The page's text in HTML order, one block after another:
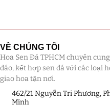
Hoa Tặng 14/2
Hoa Tặng 20/10
Quà Tặng
VỀ CHÚNG TÔI
Hoa Sen Đá TPHCM chuyên
đáo, kết hợp sen đá với các loại
giao hoa tận nơi.
462/21 Nguyễn Tri Phương,
Minh